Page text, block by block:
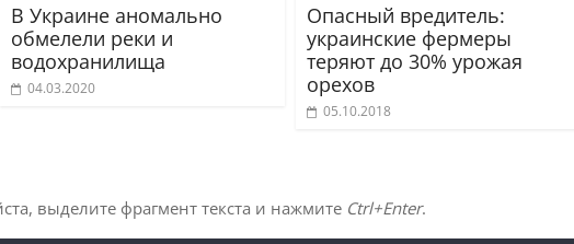
В Украине аномально
обмелели реки и
водохранилища
04.03.2020
Опасный вредитель:
украинские фермеры
теряют до 30% урожая
орехов
05.10.2018
выделите фрагмент текста и нажмите Ctrl+Enter.